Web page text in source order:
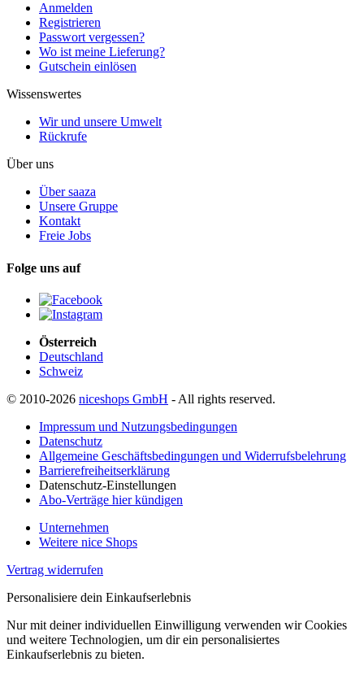
Anmelden
Registrieren
Passwort vergessen?
Wo ist meine Lieferung?
Gutschein einlösen
Wissenswertes
Wir und unsere Umwelt
Rückrufe
Über uns
Über saaza
Unsere Gruppe
Kontakt
Freie Jobs
Folge uns auf
Österreich
Deutschland
Schweiz
© 2010-2026 niceshops GmbH - All rights reserved.
Impressum und Nutzungsbedingungen
Datenschutz
Allgemeine Geschäftsbedingungen und Widerrufsbelehrung
Barrierefreiheitserklärung
Datenschutz-Einstellungen
Abo-Verträge hier kündigen
Unternehmen
Weitere nice Shops
Vertrag widerrufen
Personalisiere dein Einkaufserlebnis
Nur mit deiner individuellen Einwilligung verwenden wir Cookies
und weitere Technologien, um dir ein personalisiertes
Einkaufserlebnis zu bieten.